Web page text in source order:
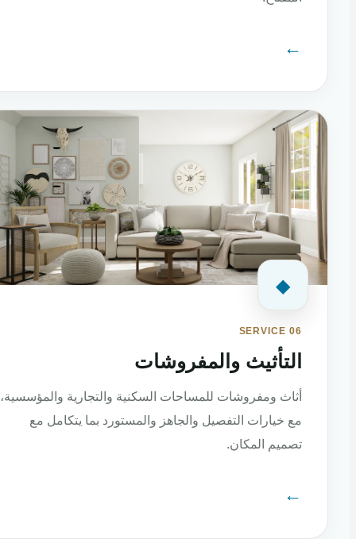
◆
SERVICE 06
التأثيث والمفروشات
أثاث ومفروشات للمساحات السكنية والتجارية والمؤسسية،
مع خيارات التفصيل والجاهز والمستورد بما يتكامل مع
تصميم المكان.